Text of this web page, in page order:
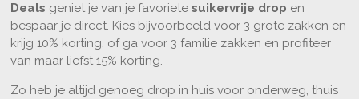
Deals geniet je van je favoriete suikervrije drop en
bespaar je direct. Kies bijvoorbeeld voor 3 grote zakken en
krijg 10% korting, of ga voor 3 familie zakken en profiteer
van maar liefst 15% korting.
Zo heb je altijd genoeg drop in huis voor onderweg, thuis